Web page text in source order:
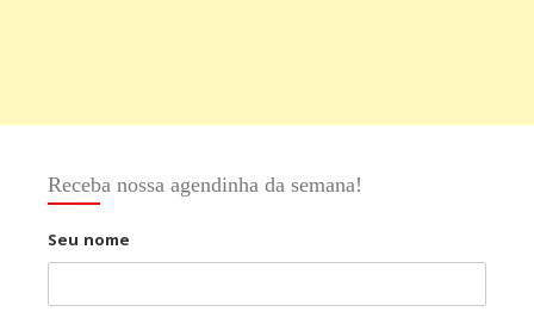
Receba nossa agendinha da semana!
Seu nome